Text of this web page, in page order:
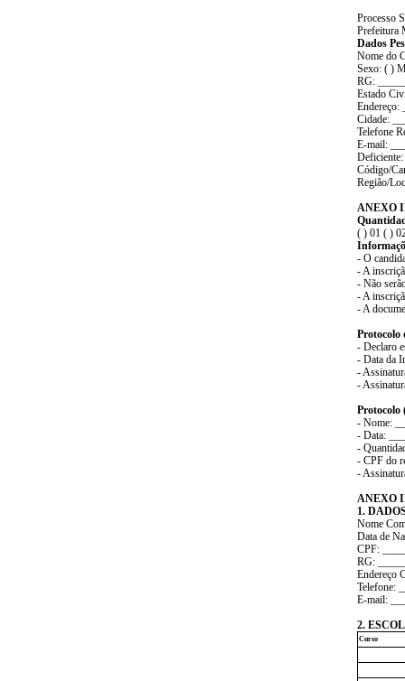
Processo
Prefeitura
Dados
Nome do
Sexo: ( )
RG:
Estado
Endereço:
Cidade:
Telefone
E-mail:
Código/
Região/
ANEXO
( ) 01 ( )
- O
- A
- Não
- A
- A
Protocolo
- Declaro
- Data da
-
-
Protocolo
- Nome:
- Data:
-
- CPF do
-
ANEXO
1.
Nome
Data de
CPF:
RG:
Endereço
Telefone:
E-mail:
2.
Curso